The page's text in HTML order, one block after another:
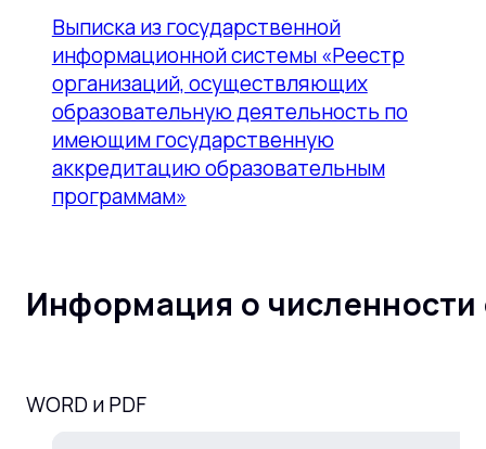
Выписка из государственной
информационной системы «Реестр
организаций, осуществляющих
образовательную деятельность по
имеющим государственную
аккредитацию образовательным
программам»
Информация о
WORD и PDF